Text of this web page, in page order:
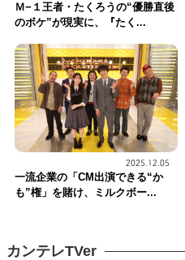
Ｍ−１王者・たくろうの“優勝直後
のボケ”が現実に、『たく...
2025.12.05
一流企業の「CM出演できる“か
も”権」を賭け、ミルクボー...
カンテレTVer